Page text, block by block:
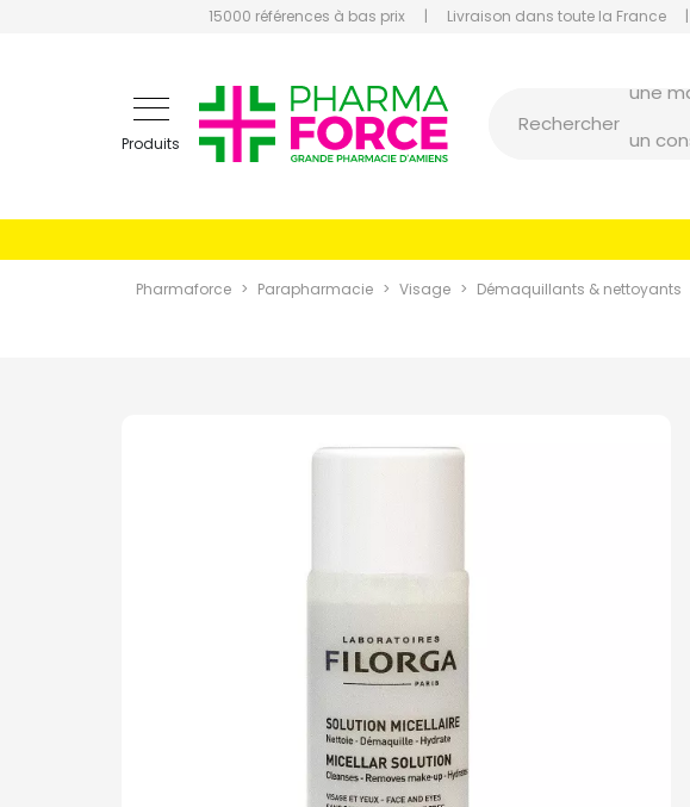
15000 références à bas prix | Livraison dans toute la France |
Produits
Pharmaforce Grande
Rechercher
une
Pharmaforce Parapharmacie Visage Démaquillants & nettoyants